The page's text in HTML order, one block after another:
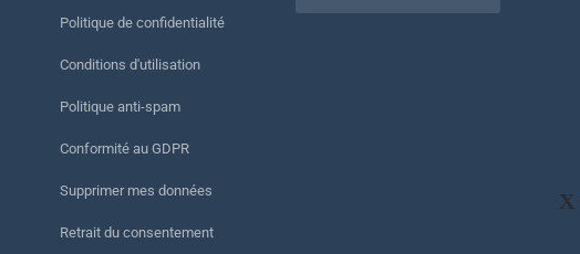
X
Politique de confidentialité
Conditions d'utilisation
Politique anti-spam
Conformité au GDPR
Supprimer mes données
Retrait du consentement